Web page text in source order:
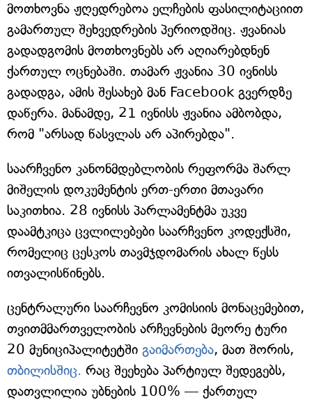
მოთხოვნა ჟღედრებოა ელჩების ფასილიტაციით
გამართულ შეხვედრების პერიოდშიც. ჟვანიას
გადადგომის მოთხოვნებს არ აღიარებდნენ
ქართულ ოცნებაში. თამარ ჟვანია 30 ივნისს
გადადგა, ამის შესახებ მან Facebook გვერდზე
დაწერა. მანამდე, 21 ივნისს ჟვანია ამბობდა,
რომ "არსად წასვლას არ აპირებდა".
საარჩვენო კანონმდებლობის რეფორმა შარლ
მიშელის დოკუმენტის ერთ-ერთი მთავარი
საკითხია. 28 ივნისს პარლამენტმა უკვე
დაამტკიცა ცვლილებები საარჩვენო კოდექსში,
რომელიც ცესკოს თავმჯდომარის ახალ წესს
ითვალისწინებს.
ცენტრალური საარჩევნო კომისიის მონაცემებით,
თვითმმართველობის არჩევნების მეორე ტური
20 მუნიციპალიტეტში გაიმართება, მათ შორის,
თბილისშიც. რაც შეეხება პარტიულ შედეგებს,
დათვლილია უბნების 100% — ქართულ